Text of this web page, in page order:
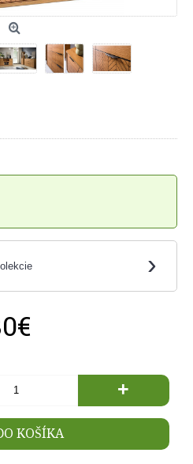
›
+
KOŠÍKA